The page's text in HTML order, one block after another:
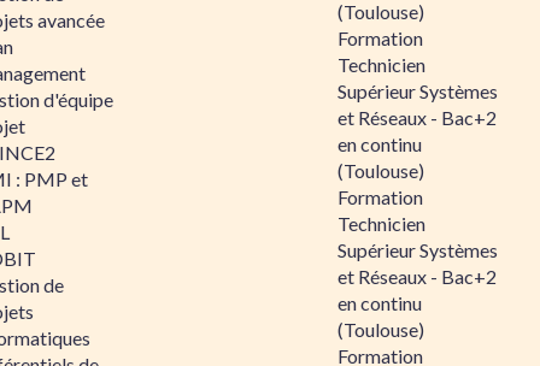
avancée
d'équipe
: PMP et
de
(Toulouse)
Formation
Technicien
Supérieur Systèmes
et Réseaux - Bac+2
en continu
(Toulouse)
Formation
Technicien
Supérieur Systèmes
et Réseaux - Bac+2
en continu
(Toulouse)
Formation